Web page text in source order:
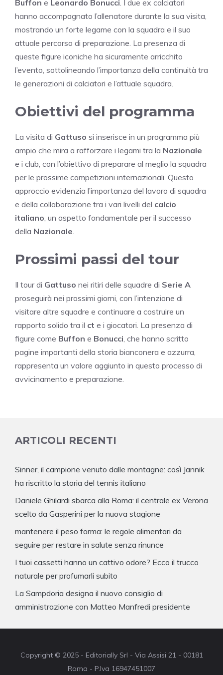
Buffon e Leonardo Bonucci . I due ex calciatori
hanno accompagnato l’allenatore durante la sua visita,
mostrando un forte legame con la squadra e il suo
attuale percorso di preparazione. La presenza di
queste figure iconiche ha sicuramente arricchito
l’evento, sottolineando l’importanza della continuità tra
le generazioni di calciatori e l’attuale squadra.
Obiettivi del programma
La visita di Gattuso si inserisce in un programma più
ampio che mira a rafforzare i legami tra la Nazionale
e i club, con l’obiettivo di preparare al meglio la squadra
per le prossime competizioni internazionali. Questo
approccio evidenzia l’importanza del lavoro di squadra
e della collaborazione tra i vari livelli del calcio
italiano , un aspetto fondamentale per il successo
della Nazionale
Prossimi passi del tour
Il tour di Gattuso nei ritiri delle squadre di Serie A
proseguirà nei prossimi giorni, con l’intenzione di
visitare altre squadre e continuare a costruire un
rapporto solido tra il ct e i giocatori. La presenza di
figure come Buffon e Bonucci , che hanno scritto
pagine importanti della storia bianconera e azzurra,
rappresenta un valore aggiunto in questo processo di
avvicinamento e preparazione.
ARTICOLI RECENTI
Sinner, il campione venuto dalle montagne: così Jannik
ha riscritto la storia del tennis italiano
Daniele Ghilardi sbarca alla Roma: il centrale ex Verona
scelto da Gasperini per la nuova stagione
mantenere il peso forma: le regole alimentari da
seguire per restare in salute senza rinunce
I tuoi cassetti hanno un cattivo odore? Ecco il trucco
naturale per profumarli subito
La Sampdoria designa il nuovo consiglio di
amministrazione con Matteo Manfredi presidente
Copyright © 2025 - Editorially Srl - Via Assisi 21 - 00181
Roma - P.Iva 16947451007